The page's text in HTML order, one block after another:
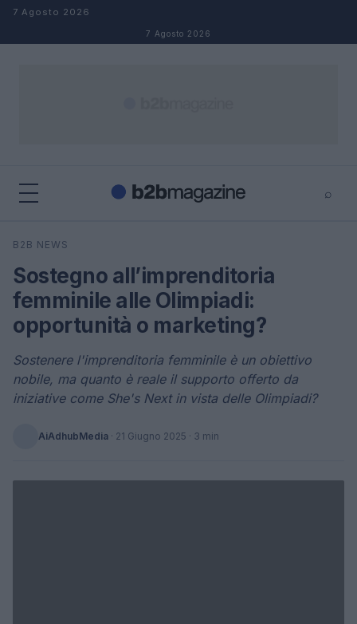
Salta al contenuto
7 Agosto 2026
7 Agosto 2026
⌕
Cerca
B2B NEWS
Sostegno all’imprenditoria
femminile alle Olimpiadi:
opportunità o marketing?
Sostenere l'imprenditoria femminile è un obiettivo
nobile, ma quanto è reale il supporto offerto da
iniziative come She's Next in vista delle Olimpiadi?
AiAdhubMedia · 21 Giugno 2025 · 3 min